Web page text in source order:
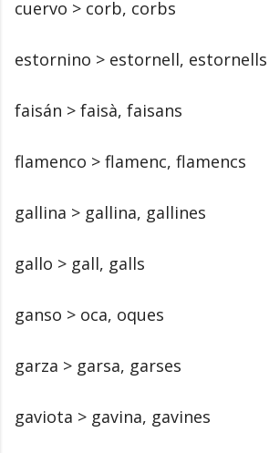
cuervo > corb, corbs
estornino > estornell, estornells
faisán > faisà, faisans
flamenco > flamenc, flamencs
gallina > gallina, gallines
gallo > gall, galls
ganso > oca, oques
garza > garsa, garses
gaviota > gavina, gavines